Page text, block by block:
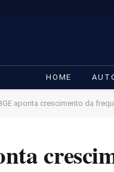
HOME
aponta crescimento da